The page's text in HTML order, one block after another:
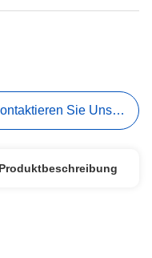
Sie Uns Jetzt
Produktbeschreibung